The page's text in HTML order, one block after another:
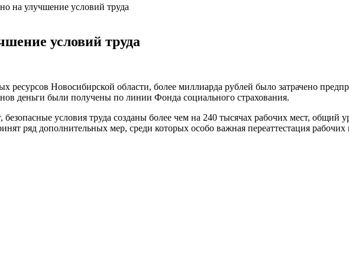
на улучшение условий труда
условий труда
ресурсов Новосибирской области, более миллиарда рублей было затрачено
деньги были получены по линии Фонда социального страхования.
безопасные условия труда созданы более чем на 240 тысячах рабочих мест, общий
ряд дополнительных мер, среди которых особо важная переаттестация рабочих